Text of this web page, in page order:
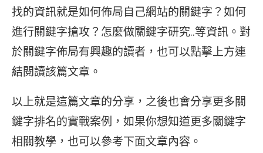
找的資訊就是如何佈局自己網站的關鍵字？如何
進行關鍵字搶攻？怎麼做關鍵字研究..等資訊。對
於關鍵字佈局有興趣的讀者，也可以點擊上方連
結閱讀該篇文章。
以上就是這篇文章的分享，之後也會分享更多關
鍵字排名的實戰案例，如果你想知道更多關鍵字
相關教學，也可以參考下面文章內容。